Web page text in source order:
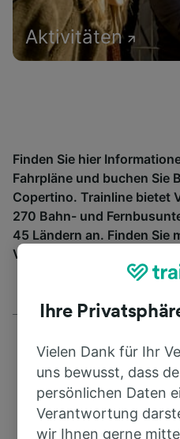
Aktivitäten
Finden Sie hier
Fahrpläne und buchen Sie
Copertino. Trainline bietet
270 Bahn- und
45 Ländern an. Finden Sie
Verbindung ab Copertino.
Ihre
Vielen Dank für Ihr
uns bewusst, dass
persönlichen Daten
Verantwortung
wir Ihnen gerne